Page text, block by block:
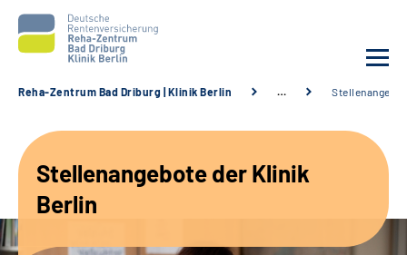
Unsere Angebote
Reha-Zentrum Bad Driburg | Klinik Berlin …
Stellenangebote der Klinik
Berlin